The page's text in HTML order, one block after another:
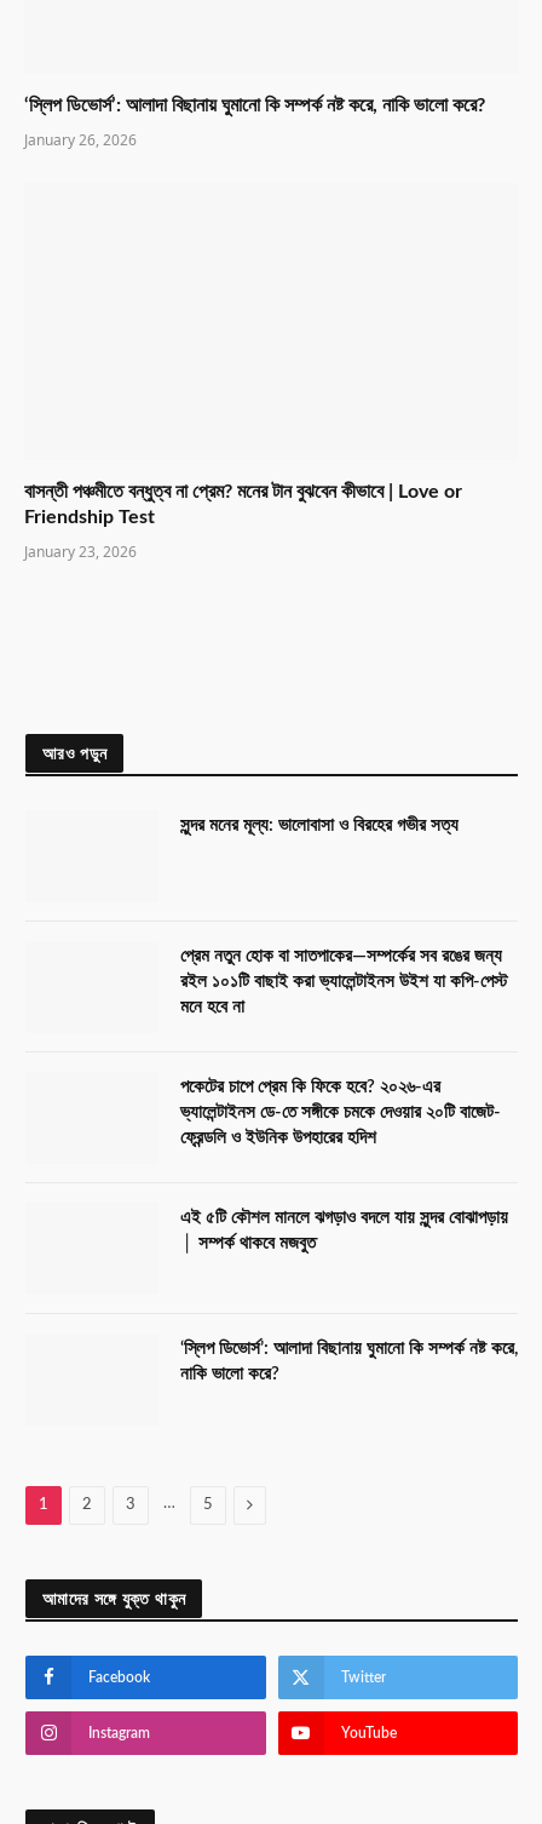
‘স্লিপ ডিভোর্স’: আলাদা বিছানায় ঘুমানো কি সম্পর্ক নষ্ট করে, নাকি ভালো করে?
January 26, 2026
বাসন্তী পঞ্চমীতে বন্ধুত্ব না প্রেম? মনের টান বুঝবেন কীভাবে | Love or
Friendship Test
January 23, 2026
আরও পড়ুন
সুন্দর মনের মূল্য: ভালোবাসা ও বিরহের গভীর সত্য
প্রেম নতুন হোক বা সাতপাকের—সম্পর্কের সব রঙের জন্য
রইল ১০১টি বাছাই করা ভ্যালেন্টাইনস উইশ যা কপি-পেস্ট
মনে হবে না
পকেটের চাপে প্রেম কি ফিকে হবে? ২০২৬-এর
ভ্যালেন্টাইনস ডে-তে সঙ্গীকে চমকে দেওয়ার ২০টি বাজেট-
ফ্রেন্ডলি ও ইউনিক উপহারের হদিশ
এই ৫টি কৌশল মানলে ঝগড়াও বদলে যায় সুন্দর বোঝাপড়ায়
│ সম্পর্ক থাকবে মজবুত
‘স্লিপ ডিভোর্স’: আলাদা বিছানায় ঘুমানো কি সম্পর্ক নষ্ট করে,
নাকি ভালো করে?
1 2 3 … 5 Next
আমাদের সঙ্গে যুক্ত থাকুন
Facebook Twitter
Instagram YouTube